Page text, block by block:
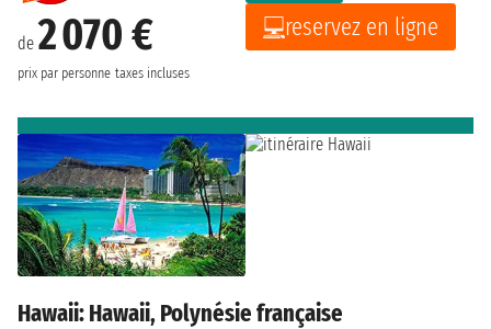
de 2 070 €
prix par personne taxes incluses
reservez en ligne
Hawaii: Hawaii, Polynésie française